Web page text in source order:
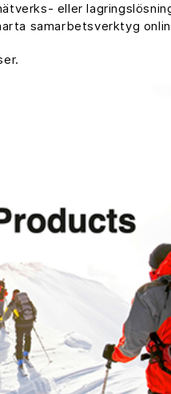
eller
samarbetsverktyg